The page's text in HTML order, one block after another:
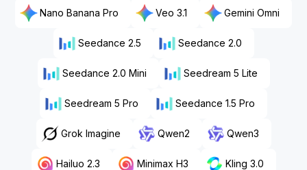
Nano Banana Pro Veo 3.1 Gemini Omni
Seedance 2.5 Seedance 2.0
Seedance 2.0 Mini Seedream 5 Lite
Seedream 5 Pro Seedance 1.5 Pro
Grok Imagine Qwen2 Qwen3
Hailuo 2.3 Minimax H3 Kling 3.0